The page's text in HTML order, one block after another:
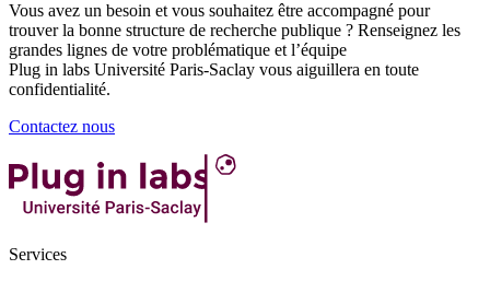
Vous avez un besoin et vous souhaitez être accompagné pour
trouver la bonne structure de recherche publique ? Renseignez les
grandes lignes de votre problématique et l’équipe
Plug in labs Université Paris-Saclay vous aiguillera en toute
confidentialité.
Contactez nous
Services